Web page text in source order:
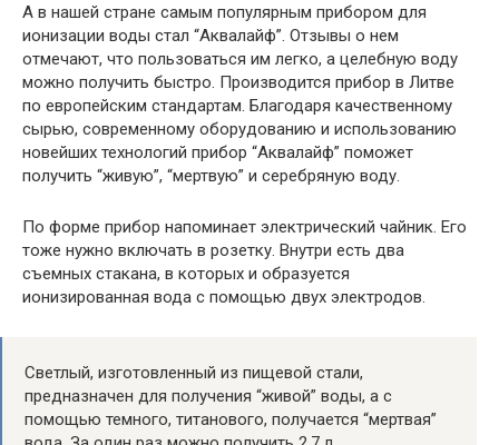
А в нашей стране самым популярным прибором для
ионизации воды стал “Аквалайф”. Отзывы о нем
отмечают, что пользоваться им легко, а целебную воду
можно получить быстро. Производится прибор в Литве
по европейским стандартам. Благодаря качественному
сырью, современному оборудованию и использованию
новейших технологий прибор “Аквалайф” поможет
получить “живую”, “мертвую” и серебряную воду.
По форме прибор напоминает электрический чайник. Его
тоже нужно включать в розетку. Внутри есть два
съемных стакана, в которых и образуется
ионизированная вода с помощью двух электродов.
Светлый, изготовленный из пищевой стали,
предназначен для получения “живой” воды, а с
помощью темного, титанового, получается “мертвая”